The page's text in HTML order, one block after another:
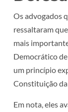
Os advogados
ressaltaram
mais
Democrático
um princípio
Constituição da
Em nota, eles